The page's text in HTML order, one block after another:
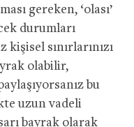
gereken, ‘olası’
durumları
sınırlarınızı
olabilir,
bu
uzun vadeli
bayrak olarak